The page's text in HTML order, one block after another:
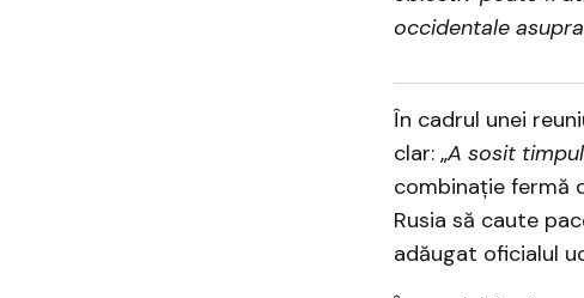
occidentale
În cadrul unei
clar: „A sosit
combinație fermă
Rusia să caute
adăugat oficialul